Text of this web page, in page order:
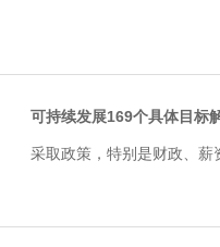
可持续发展169个具体目标
采取政策，特别是财政、